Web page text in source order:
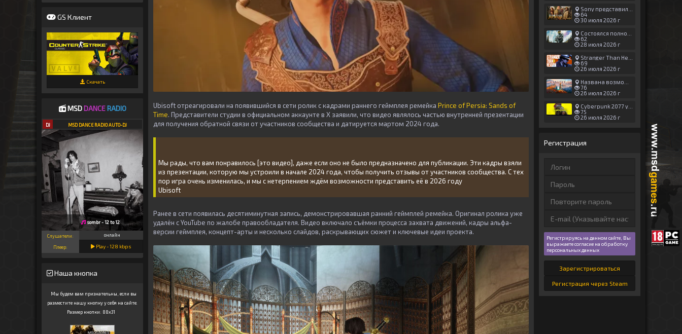
GS Клиент
Скачать
MSDDANCE RADIO
DJ MSD DANCE RADIO AUTO-DJ
sombr - 12 to 12
Слушатели: онлайн
Плеер: Play -128 kbps
Наша кнопка
Мы будем вам признательны, если вы
разместите нашу кнопку у себя на сайте.
Размер кнопки: 88x31
Ubisoftотреагировали на появившийся в сети ролик с кадрами раннего геймплея ремейка Prince of Persia: Sands of
Time. Представители студии в официальном аккаунте в Xзаявили, что видео являлось частью внутренней презентации
для получения обратной связи от участников сообщества и датируется мартом 2024 года.
Мы рады, что вам понравилось [это видео], даже если оно не было предназначено для публикации. Эти кадры взяли
из презентации, которую мы устроили в начале 2024 года, чтобы получить отзывы от участников сообщества. С тех
пор игра очень изменилась, и мы с нетерпением ждём возможности представить её в 2026 году
Ubisoft
Ранее в сети появилась десятиминутная запись, демонстрировавшая ранний геймплей ремейка. Оригинал ролика уже
удалён с YouTube по жалобе правообладателя. Видео включало съёмки процесса захвата движений, кадры альфа-
версии геймплея, концепт-арты и несколько слайдов, раскрывающих сюжет и ключевые идеи проекта.
Sony представила трейлер новой части «Джуманджи»
64
30 июля 2026 г
Состоялся полноценный релиз Halo: Campaign Evolved
62
28 июля 2026 г
Stranger Than Heaven получила новый трейлер с акцентом на жестокие драки
69
26 июля 2026 г
Названа возможная дата выхода God of War: Laufey — 16 февраля 2027 года
76
26 июля 2026 г
Cyberpunk 2077 установила новый рекорд: 1,5 млрд загрузок модов, в топе — контент 18+
75
26 июля 2026 г
Регистрация
Регистрируясь на данном сайте, Вы
выражаете согласие на обработку
персональных данных
Зарегистрироваться
Регистрация через Steam